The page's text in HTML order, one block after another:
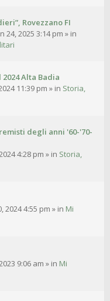
Rovezzano FI
24, 2025 3:14 pm » in
Alta Badia
11:39 pm » in Storia,
degli anni '60-'70-
4:28 pm » in Storia,
2024 4:55 pm » in Mi
9:06 am » in Mi